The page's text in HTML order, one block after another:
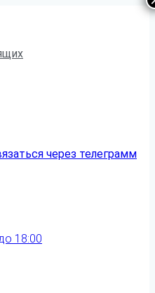
через телеграмм
18:00